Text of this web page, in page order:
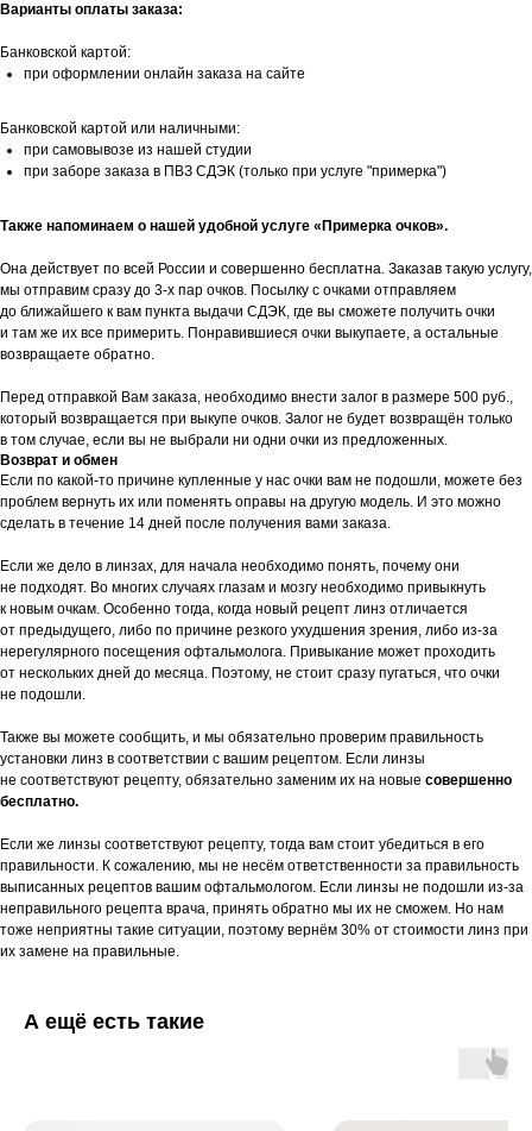
Варианты оплаты заказа:
Банковской картой:
при оформлении онлайн заказа на сайте
Банковской картой или наличными:
при самовывозе из нашей студии
при заборе заказа в ПВЗ СДЭК (только при услуге "примерка")
Также напоминаем о нашей удобной услуге «Примерка очков».
Она действует по всей России и совершенно бесплатна. Заказав такую услугу,
мы отправим сразу до 3-х пар очков. Посылку с очками отправляем
до ближайшего к вам пункта выдачи СДЭК, где вы сможете получить очки
и там же их все примерить. Понравившиеся очки выкупаете, а остальные
возвращаете обратно.
Перед отправкой Вам заказа, необходимо внести залог в размере 500 руб.,
который возвращается при выкупе очков. Залог не будет возвращён только
в том случае, если вы не выбрали ни одни очки из предложенных.
Возврат и обмен
Если по какой-то причине купленные у нас очки вам не подошли, можете без
проблем вернуть их или поменять оправы на другую модель. И это можно
сделать в течение 14 дней после получения вами заказа.
Если же дело в линзах, для начала необходимо понять, почему они
не подходят. Во многих случаях глазам и мозгу необходимо привыкнуть
к новым очкам. Особенно тогда, когда новый рецепт линз отличается
от предыдущего, либо по причине резкого ухудшения зрения, либо из-за
нерегулярного посещения офтальмолога. Привыкание может проходить
от нескольких дней до месяца. Поэтому, не стоит сразу пугаться, что очки
не подошли.
Также вы можете сообщить, и мы обязательно проверим правильность
установки линз в соответствии с вашим рецептом. Если линзы
не соответствуют рецепту, обязательно заменим их на новые совершенно
бесплатно.
Если же линзы соответствуют рецепту, тогда вам стоит убедиться в его
правильности. К сожалению, мы не несём ответственности за правильность
выписанных рецептов вашим офтальмологом. Если линзы не подошли из-за
неправильного рецепта врача, принять обратно мы их не сможем. Но нам
тоже неприятны такие ситуации, поэтому вернём 30% от стоимости линз при
их замене на правильные.
А ещё есть такие